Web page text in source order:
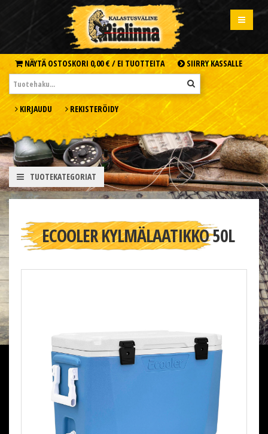
NÄYTÄ OSTOSKORI 0,00 € / EI TUOTTEITA SIIRRY KASSALLE
KIRJAUDU REKISTERÖIDY
TUOTEKATEGORIAT
ECOOLER KYLMÄLAATIKKO 50L